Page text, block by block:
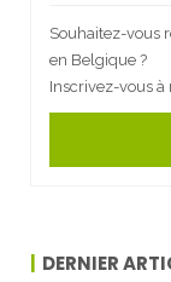
Souhaitez-vous
en Belgique ?
Inscrivez-vous
DERNIER